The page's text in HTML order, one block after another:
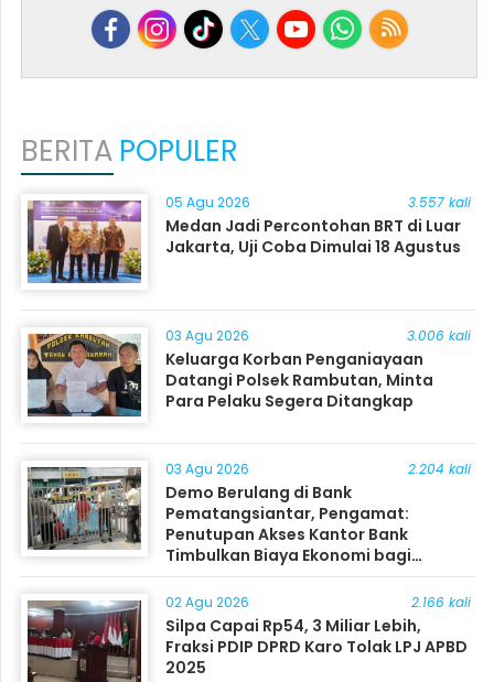
BERITA POPULER
05 Agu 2026 3.557 kali
Medan Jadi Percontohan BRT di Luar
Jakarta, Uji Coba Dimulai 18 Agustus
03 Agu 2026 3.006 kali
Keluarga Korban Penganiayaan
Datangi Polsek Rambutan, Minta
Para Pelaku Segera Ditangkap
03 Agu 2026 2.204 kali
Demo Berulang di Bank
Pematangsiantar, Pengamat:
Penutupan Akses Kantor Bank
Timbulkan Biaya Ekonomi bagi
Masyarakat
02 Agu 2026 2.166 kali
Silpa Capai Rp54, 3 Miliar Lebih,
Fraksi PDIP DPRD Karo Tolak LPJ APBD
2025